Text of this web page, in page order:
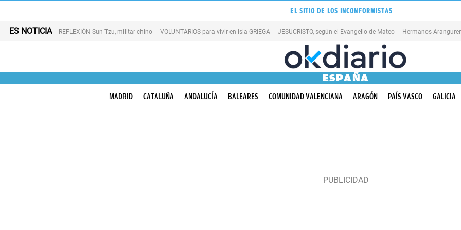
EL SITIO DE LOS INCONFORMISTAS
ES NOTICIA REFLEXIÓN Sun Tzu, militar chino VOLUNTARIOS para vivir en isla GRIEGA JESUCRISTO, según el Evangelio de Mateo Hermanos Aranguren
ESPAÑA
MADRID CATALUÑA ANDALUCÍA BALEARES COMUNIDAD VALENCIANA ARAGÓN PAÍS VASCO GALICIA